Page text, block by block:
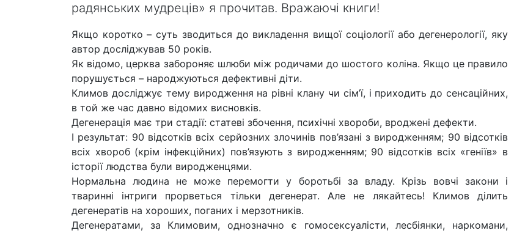
радянських мудреців» я прочитав. Вражаючі книги!
Якщо коротко – суть зводиться до викладення вищої соціології або дегенерології, яку
автор досліджував 50 років.
Як відомо, церква забороняє шлюби між родичами до шостого коліна. Якщо це правило
порушується – народжуються дефективні діти.
Климов досліджує тему виродження на рівні клану чи сім’ї, і приходить до сенсаційних,
в той же час давно відомих висновків.
Дегенерація має три стадії: статеві збочення, психічні хвороби, вроджені дефекти.
І результат: 90 відсотків всіх серйозних злочинів пов’язані з виродженням; 90 відсотків
всіх хвороб (крім інфекційних) пов’язують з виродженням; 90 відсотків всіх «геніїв» в
історії людства були виродженцями.
Нормальна людина не може перемогти у боротьбі за владу. Крізь вовчі закони і
тваринні інтриги прорветься тільки дегенерат. Але не лякайтесь! Климов ділить
дегенератів на хороших, поганих і мерзотників.
Дегенератами, за Климовим, однозначно є гомосексуалісти, лесбіянки, наркомани,